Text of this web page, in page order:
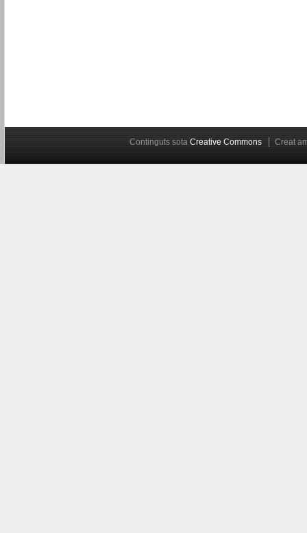
Continguts sotaCreative Commons Creat